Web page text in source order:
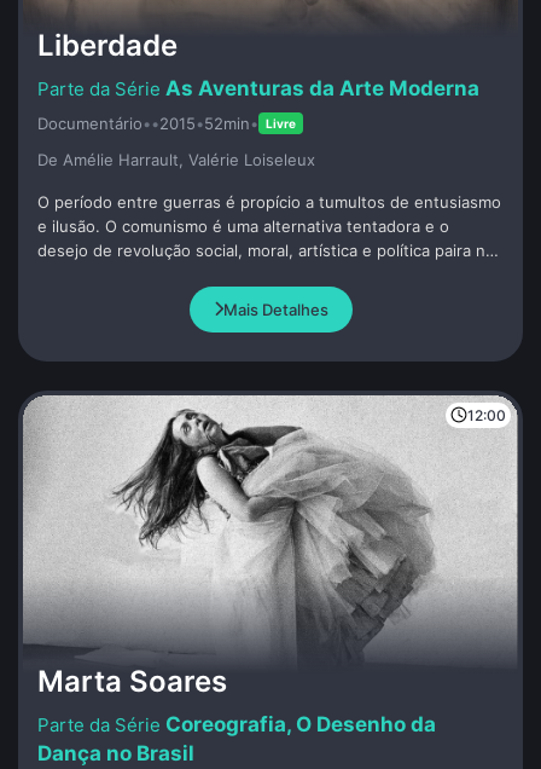
Liberdade
As Aventuras da Arte Moderna
Documentário••2015•52min• Livre
De Amélie Harrault, Valérie Loiseleux
O período entre guerras é propício a tumultos de entusiasmo
e ilusão. O comunismo é uma alternativa tentadora e o
desejo de revolução social, moral, artística e política paira no
monumental simbolizando a violência perpetrada pelo
fascismo. A república espanhola está perdida e uma guerra
Mais Detalhes
12:00
Marta Soares
Coreografia, O Desenho da
Dança no Brasil